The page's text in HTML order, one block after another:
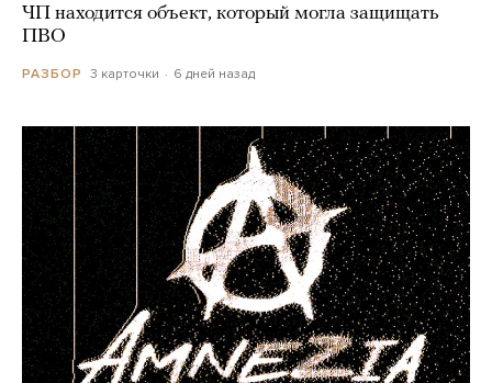
ЧП находится объект, который могла защищать
ПВО
РАЗБОР 3 карточки 6 дней назад